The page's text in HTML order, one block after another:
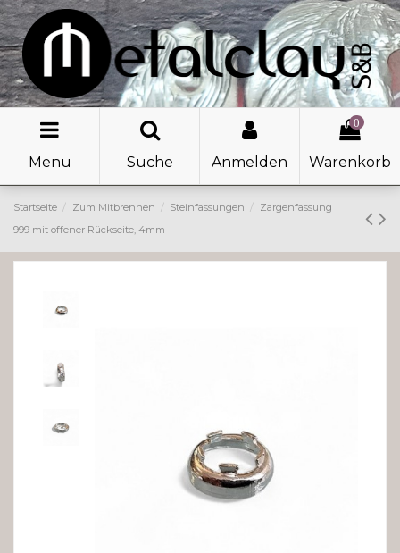
Menu Suche Anmelden
0
Warenkorb
Startseite Zum Mitbrennen Steinfassungen
Zargenfassung
999 mit offener Rückseite, 4mm